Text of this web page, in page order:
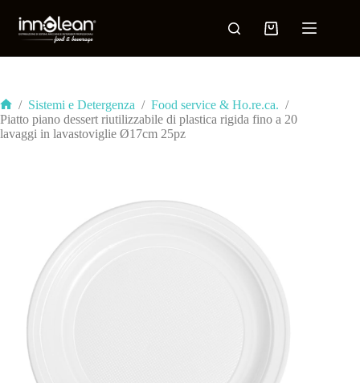
/ Sistemi e Detergenza / Food service & Ho.re.ca. /
Piatto piano dessert riutilizzabile di plastica rigida fino a 20
lavaggi in lavastoviglie Ø17cm 25pz